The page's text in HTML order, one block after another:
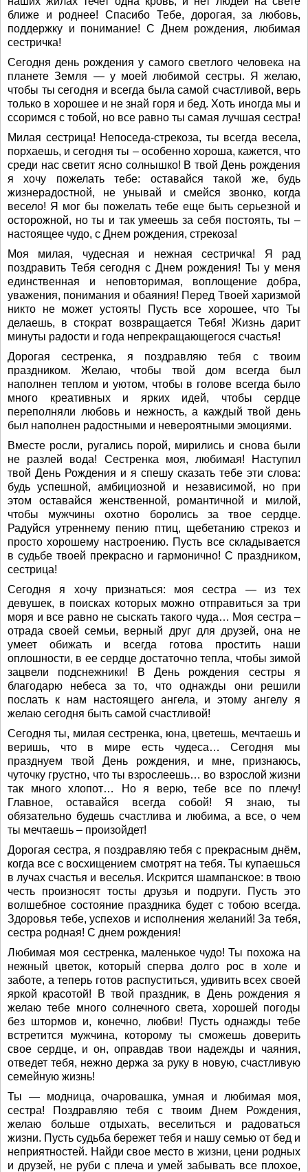
ближе и роднее! Спасибо Тебе, дорогая, за любовь,
поддержку и понимание! С Днем рождения, любимая
сестричка!
Сегодня день рождения у самого светлого человека на
планете Земля — у моей любимой сестры. Я желаю,
чтобы ты сегодня и всегда была самой счастливой, верь
только в хорошее и не знай горя и бед. Хоть иногда мы и
ссоримся с тобой, но все равно ты самая лучшая сестра!
Милая сестрица! Непоседа-стрекоза, ты всегда весела,
порхаешь, и сегодня ты – особенно хороша, кажется, что
среди нас светит ясно солнышко! В твой День рождения
я хочу пожелать тебе: оставайся такой же, будь
жизнерадостной, не унывай и смейся звонко, когда
весело! Я мог бы пожелать тебе еще быть серьезной и
осторожной, но ты и так умеешь за себя постоять, ты –
настоящее чудо, с Днем рождения, стрекоза!
Моя милая, чудесная и нежная сестричка! Я рад
поздравить Тебя сегодня с Днем рождения! Ты у меня
единственная и неповторимая, воплощение добра,
уважения, понимания и обаяния! Перед Твоей харизмой
никто не может устоять! Пусть все хорошее, что Ты
делаешь, в стократ возвращается Тебя! Жизнь дарит
минуты радости и года непрекращающегося счастья!
Дорогая сестренка, я поздравляю тебя с твоим
праздником. Желаю, чтобы твой дом всегда был
наполнен теплом и уютом, чтобы в голове всегда было
много креативных и ярких идей, чтобы сердце
переполняли любовь и нежность, а каждый твой день
был наполнен радостными и невероятными эмоциями.
Вместе росли, ругались порой, мирились и снова были
не разлей вода! Сестренка моя, любимая! Наступил
твой День Рождения и я спешу сказать тебе эти слова:
будь успешной, амбициозной и независимой, но при
этом оставайся женственной, романтичной и милой,
чтобы мужчины охотно боролись за твое сердце.
Радуйся утреннему пению птиц, щебетанию стрекоз и
просто хорошему настроению. Пусть все складывается
в судьбе твоей прекрасно и гармонично! С праздником,
сестрица!
Сегодня я хочу признаться: моя сестра — из тех
девушек, в поисках которых можно отправиться за три
моря и все равно не сыскать такого чуда… Моя сестра –
отрада своей семьи, верный друг для друзей, она не
умеет обижать и всегда готова простить наши
оплошности, в ее сердце достаточно тепла, чтобы зимой
зацвели подснежники! В День рождения сестры я
благодарю небеса за то, что однажды они решили
послать к нам настоящего ангела, и этому ангелу я
желаю сегодня быть самой счастливой!
Сегодня ты, милая сестренка, юна, цветешь, мечтаешь и
веришь, что в мире есть чудеса… Сегодня мы
празднуем твой День рождения, и мне, признаюсь,
чуточку грустно, что ты взрослеешь… во взрослой жизни
так много хлопот… Но я верю, тебе все по плечу!
Главное, оставайся всегда собой! Я знаю, ты
обязательно будешь счастлива и любима, а все, о чем
ты мечтаешь – произойдет!
Дорогая сестра, я поздравляю тебя с прекрасным днём,
когда все с восхищением смотрят на тебя. Ты купаешься
в лучах счастья и веселья. Искрится шампанское: в твою
честь произносят тосты друзья и подруги. Пусть это
волшебное состояние праздника будет с тобою всегда.
Здоровья тебе, успехов и исполнения желаний! За тебя,
сестра родная! С днем рождения!
Любимая моя сестренка, маленькое чудо! Ты похожа на
нежный цветок, который сперва долго рос в холе и
заботе, а теперь готов распуститься, удивить всех своей
яркой красотой! В твой праздник, в День рождения я
желаю тебе много солнечного света, хорошей погоды
без штормов и, конечно, любви! Пусть однажды тебе
встретится мужчина, которому ты сможешь доверить
свое сердце, и он, оправдав твои надежды и чаяния,
отведет тебя, нежно держа за руку в новую, счастливую
семейную жизнь!
Ты — модница, очаровашка, умная и любимая моя,
сестра! Поздравляю тебя с твоим Днем Рождения,
желаю больше отдыхать, веселиться и радоваться
жизни. Пусть судьба бережет тебя и нашу семью от бед и
неприятностей. Найди свое место в жизни, цени родных
и друзей, не руби с плеча и умей забывать все плохое,